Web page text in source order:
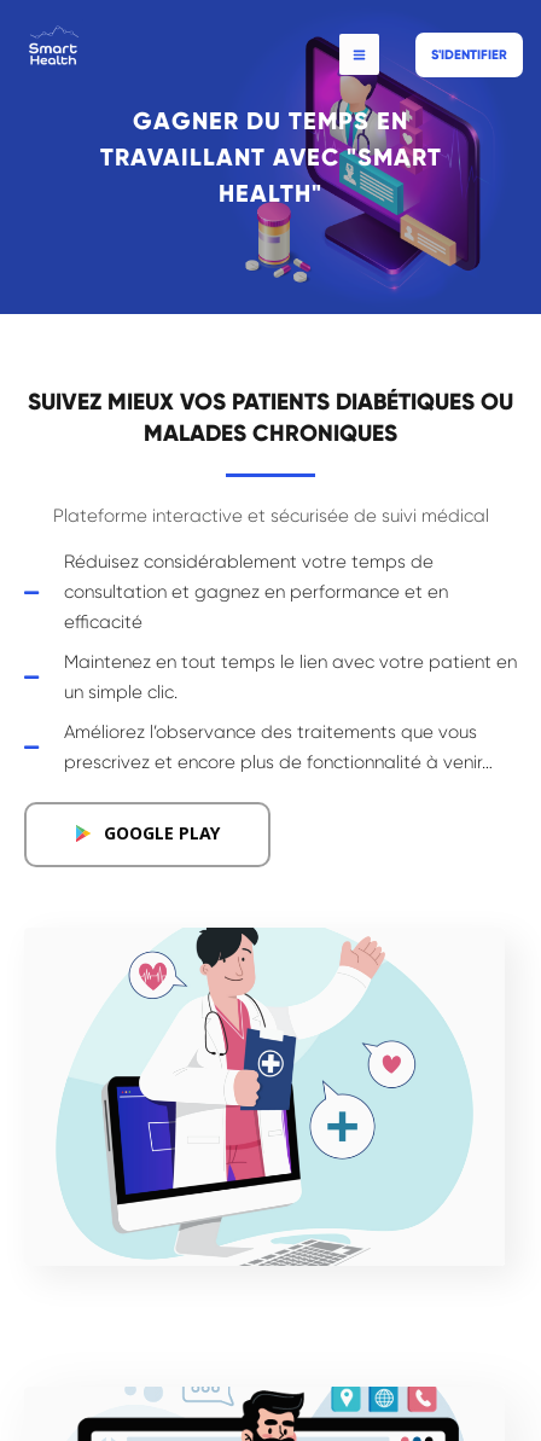
S'IDENTIFIER
GAGNER DU TEMPS EN
TRAVAILLANT AVEC "SMART
HEALTH"
SUIVEZ MIEUX VOS PATIENTS DIABÉTIQUES OU
MALADES CHRONIQUES
Plateforme interactive et sécurisée de suivi médical
Réduisez considérablement votre temps de
consultation et gagnez en performance et en
efficacité
Maintenez en tout temps le lien avec votre patient en
un simple clic.
Améliorez l’observance des traitements que vous
prescrivez et encore plus de fonctionnalité à venir…
GOOGLE PLAY